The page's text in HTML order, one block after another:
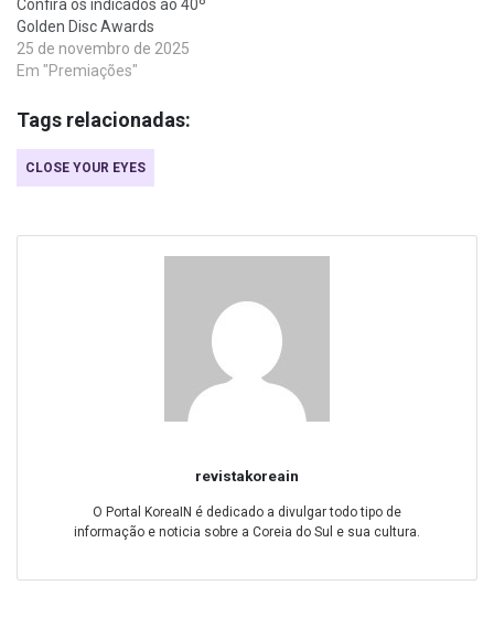
Confira os indicados ao 40º
Golden Disc Awards
25 de novembro de 2025
Em "Premiações"
Tags relacionadas:
CLOSE YOUR EYES
revistakoreain
O Portal KoreaIN é dedicado a divulgar todo tipo de
informação e noticia sobre a Coreia do Sul e sua cultura.